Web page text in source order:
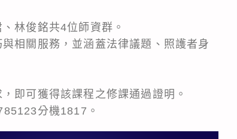
林俊銘共4位師資群。
相關服務，並涵蓋法律議題、照護者身
即可獲得該課程之修課通過證明。
分機1817。